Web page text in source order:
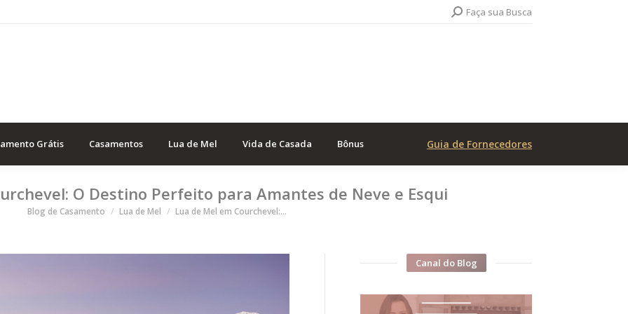
Search:Faça sua Busca
Grátis Casamentos Lua de Mel Vida de Casada Bônus Guia de Fornecedores
O Destino Perfeito para Amantes de Neve e Esqui
Você está aqui
Blog de Casamento Lua de Mel Lua de Mel em Courchevel:…
Canal do Blog